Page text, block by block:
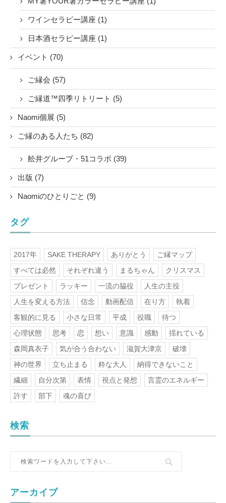
ワインセラピー講座 (1)
日本酒セラピー講座 (1)
イベント (70)
ご縁会 (57)
ご縁道™四季リトリート (5)
Naomi個展 (5)
ご縁のある人たち (82)
舩井グループ・51コラボ (39)
出版 (7)
Naomiのひとりごと (9)
タグ
2017年 SAKE THERAPY ありがとう
ご縁マップ
すべては必然
それぞれ違う まるちゃん
クリスマス
プレゼント
ラッキー 一流の脇役
人生の主役
人生を変える方法
信念 動画配信 在り方
執着
客観的に見る
小さな日常 平成 役職
待つ
心理状態
思考 恋 想い 意識 感動
揺れている
森岡真衣子
気が合う合わない 滋賀大津京
破壊
神の世界
立ち止まる 粋な大人
納得できないこと
繊細
自分次第 表情 視点と発想
言霊のエネルギー
許す
部下 魂の喜び
検索
アーカイブ